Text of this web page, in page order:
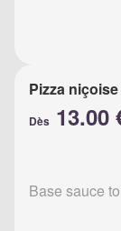
Pizza niçoise
Dès 13.00
Base sauce